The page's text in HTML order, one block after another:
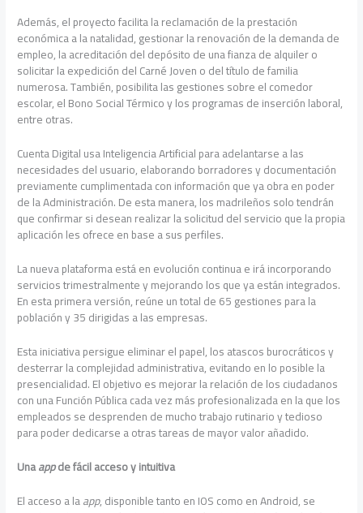
Además, el proyecto facilita la reclamación de la prestación
económica a la natalidad, gestionar la renovación de la demanda de
empleo, la acreditación del depósito de una fianza de alquiler o
solicitar la expedición del Carné Joven o del título de familia
numerosa. También, posibilita las gestiones sobre el comedor
escolar, el Bono Social Térmico y los programas de inserción laboral,
entre otras.
Cuenta Digital usa Inteligencia Artificial para adelantarse a las
necesidades del usuario, elaborando borradores y documentación
previamente cumplimentada con información que ya obra en poder
de la Administración. De esta manera, los madrileños solo tendrán
que confirmar si desean realizar la solicitud del servicio que la propia
aplicación les ofrece en base a sus perfiles.
La nueva plataforma está en evolución continua e irá incorporando
servicios trimestralmente y mejorando los que ya están integrados.
En esta primera versión, reúne un total de 65 gestiones para la
población y 35 dirigidas a las empresas.
Esta iniciativa persigue eliminar el papel, los atascos burocráticos y
desterrar la complejidad administrativa, evitando en lo posible la
presencialidad. El objetivo es mejorar la relación de los ciudadanos
con una Función Pública cada vez más profesionalizada en la que los
empleados se desprenden de mucho trabajo rutinario y tedioso
para poder dedicarse a otras tareas de mayor valor añadido.
Unaappde fácil acceso y intuitiva
El acceso a laapp, disponible tanto en IOS como en Android, se